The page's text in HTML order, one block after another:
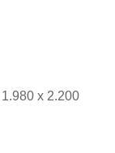
x 2.200